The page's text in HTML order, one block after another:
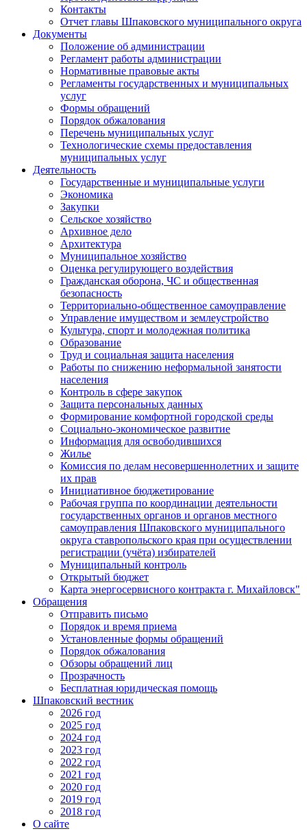
Контакты
Отчет главы Шпаковского муниципального округа
Документы
Положение об администрации
Регламент работы администрации
Нормативные правовые акты
Регламенты государственных и муниципальных
услуг
Формы обращений
Порядок обжалования
Перечень муниципальных услуг
Технологические схемы предоставления
муниципальных услуг
Деятельность
Государственные и муниципальные услуги
Экономика
Закупки
Сельское хозяйство
Архивное дело
Архитектура
Муниципальное хозяйство
Оценка регулирующего воздействия
Гражданская оборона, ЧС и общественная
безопасность
Территориально-общественное самоуправление
Управление имуществом и землеустройство
Культура, спорт и молодежная политика
Образование
Труд и социальная защита населения
Работы по снижению неформальной занятости
населения
Контроль в сфере закупок
Защита персональных данных
Формирование комфортной городской среды
Социально-экономическое развитие
Информация для освободившихся
Жилье
Комиссия по делам несовершеннолетних и защите
их прав
Инициативное бюджетирование
Рабочая группа по координации деятельности
государственных органов и органов местного
самоуправления Шпаковского муниципального
округа ставропольского края при осуществлении
регистрации (учёта) избирателей
Муниципальный контроль
Открытый бюджет
Карта энергосервисного контракта г. Михайловск"
Обращения
Отправить письмо
Порядок и время приема
Установленные формы обращений
Порядок обжалования
Обзоры обращений лиц
Прозрачность
Бесплатная юридическая помощь
Шпаковский вестник
2026 год
2025 год
2024 год
2023 год
2022 год
2021 год
2020 год
2019 год
2018 год
О сайте